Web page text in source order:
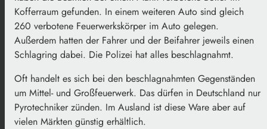
Kofferraum gefunden. In einem weiteren Auto sind gleich
260 verbotene Feuerwerkskörper im Auto gelegen.
Außerdem hatten der Fahrer und der Beifahrer jeweils einen
Schlagring dabei. Die Polizei hat alles beschlagnahmt.
Oft handelt es sich bei den beschlagnahmten Gegenständen
um Mittel- und Großfeuerwerk. Das dürfen in Deutschland nur
Pyrotechniker zünden. Im Ausland ist diese Ware aber auf
vielen Märkten günstig erhältlich.